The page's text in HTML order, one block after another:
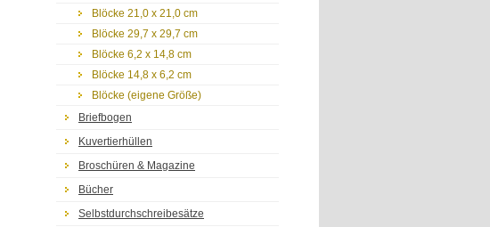
Blöcke 21,0 x 21,0 cm
Blöcke 29,7 x 29,7 cm
Blöcke 6,2 x 14,8 cm
Blöcke 14,8 x 6,2 cm
Blöcke (eigene Größe)
Briefbogen
Kuvertierhüllen
Broschüren & Magazine
Bücher
Selbstdurchschreibesätze